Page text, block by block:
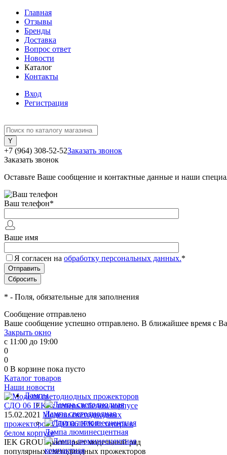
Главная
Отзывы
Бренды
Доставка
Вопрос ответ
Новости
Каталог
Контакты
Вход
Регистрация
+7 (964) 308-52-52Заказать звонок
Заказать звонок
Оставьте Ваше сообщение и контактные данные и наши
Ваш телефон*
Ваше имя
Я согласен на обработку персональных данных.*
* - Поля, обязательные для заполнения
Сообщение отправлено
Ваше сообщение успешно отправлено. В ближайшее время с
Закрыть окно
с 11:00 до 19:00
0
0
0 В корзине пока пусто
Каталог товаров
Лампы
Лампа светодиодная
Лампа люминесцентная
Наши новости
15.02.2021 Модели светодиодных
прожекторов СДО 06 IEK®: теперь в
белом корпусе
IEK GROUP расширяет модельный ряд
популярных светодиодных прожекторов